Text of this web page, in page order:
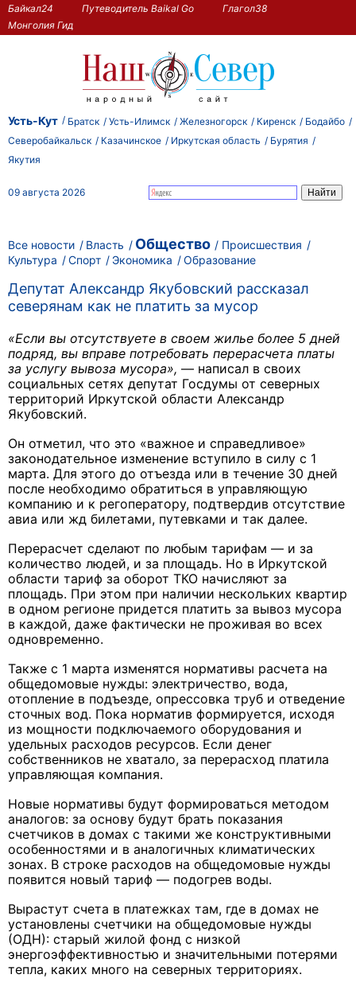
Байкал24 Путеводитель Baikal Go
Глагол38
Монголия Гид
Усть-Кут Братск Усть-Илимск Железногорск Киренск
Бодайбо
Северобайкальск
Казачинское Иркутская область
Бурятия
Якутия
09 августа 2026
Все новости Власть Общество
Происшествия
Культура
Спорт Экономика Образование
Депутат Александр Якубовский рассказал
северянам как не платить за мусор
«Если вы отсутствуете в своем жилье более 5 дней
подряд, вы вправе потребовать перерасчета платы
за услугу вывоза мусора», — написал в своих
социальных сетях депутат Госдумы от северных
территорий Иркутской области Александр
Якубовский.
Он отметил, что это «важное и справедливое»
законодательное изменение вступило в силу с 1
марта. Для этого до отъезда или в течение 30 дней
после необходимо обратиться в управляющую
компанию и к регоператору, подтвердив отсутствие
авиа или жд билетами, путевками и так далее.
Перерасчет сделают по любым тарифам — и за
количество людей, и за площадь. Но в Иркутской
области тариф за оборот ТКО начисляют за
площадь. При этом при наличии нескольких квартир
в одном регионе придется платить за вывоз мусора
в каждой, даже фактически не проживая во всех
одновременно.
Также с 1 марта изменятся нормативы расчета на
общедомовые нужды: электричество, вода,
отопление в подъезде, опрессовка труб и отведение
сточных вод. Пока норматив формируется, исходя
из мощности подключаемого оборудования и
удельных расходов ресурсов. Если денег
собственников не хватало, за перерасход платила
управляющая компания.
Новые нормативы будут формироваться методом
аналогов: за основу будут брать показания
счетчиков в домах с такими же конструктивными
особенностями и в аналогичных климатических
зонах. В строке расходов на общедомовые нужды
появится новый тариф — подогрев воды.
Вырастут счета в платежках там, где в домах не
установлены счетчики на общедомовые нужды
(ОДН): старый жилой фонд с низкой
энергоэффективностью и значительными потерями
тепла, каких много на северных территориях.